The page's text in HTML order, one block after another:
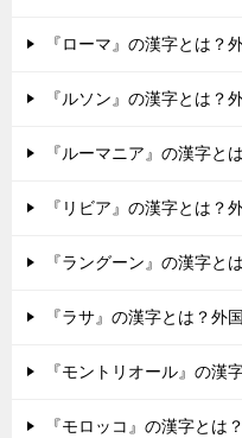
『ローマ』の漢字とは？
『ルソン』の漢字とは？
『ルーマニア』の漢字と
『リビア』の漢字とは？
『ラングーン』の漢字と
『ラサ』の漢字とは？外
『モントリオール』の漢
『モロッコ』の漢字とは